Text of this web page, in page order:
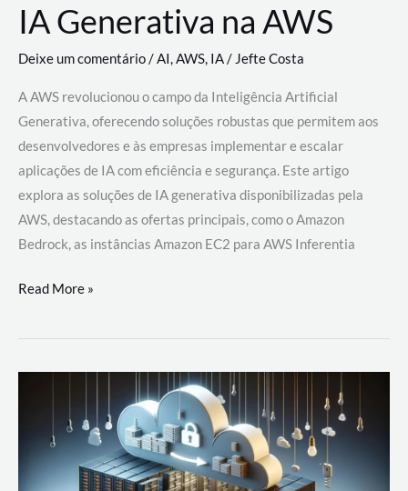
IA Generativa na AWS
Deixe um comentário/AI,AWS, IA/Jefte Costa
A AWS revolucionou o campo da Inteligência Artificial
Generativa, oferecendo soluções robustas que permitem aos
desenvolvedores e às empresas implementar e escalar
aplicações de IA com eficiência e segurança. Este artigo
explora as soluções de IA generativa disponibilizadas pela
AWS, destacando as ofertas principais, como o Amazon
Bedrock, as instâncias Amazon EC2 para AWS Inferentia
Utilizando
Soluções
AWS
Read More »